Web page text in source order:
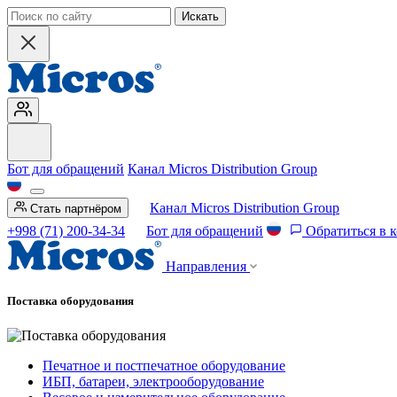
Искать
Бот для обращений Канал Micros Distribution Group
Стать партнёром
Канал Micros Distribution Group
+998 (71) 200-34-34
Бот для обращений Обратиться в
Направления
Поставка оборудования
Печатное и постпечатное оборудование
ИБП, батареи, электрооборудование